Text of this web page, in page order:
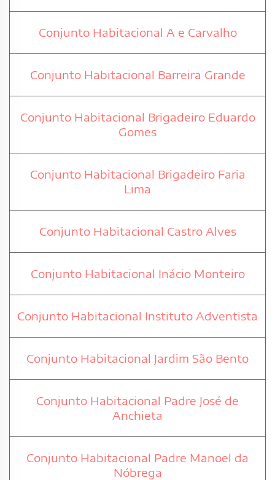
Conjunto Habitacional A e Carvalho
Conjunto Habitacional Barreira Grande
Conjunto Habitacional Brigadeiro Eduardo
Gomes
Conjunto Habitacional Brigadeiro Faria
Lima
Conjunto Habitacional Castro Alves
Conjunto Habitacional Inácio Monteiro
Conjunto Habitacional Instituto Adventista
Conjunto Habitacional Jardim São Bento
Conjunto Habitacional Padre José de
Anchieta
Conjunto Habitacional Padre Manoel da
Nóbrega